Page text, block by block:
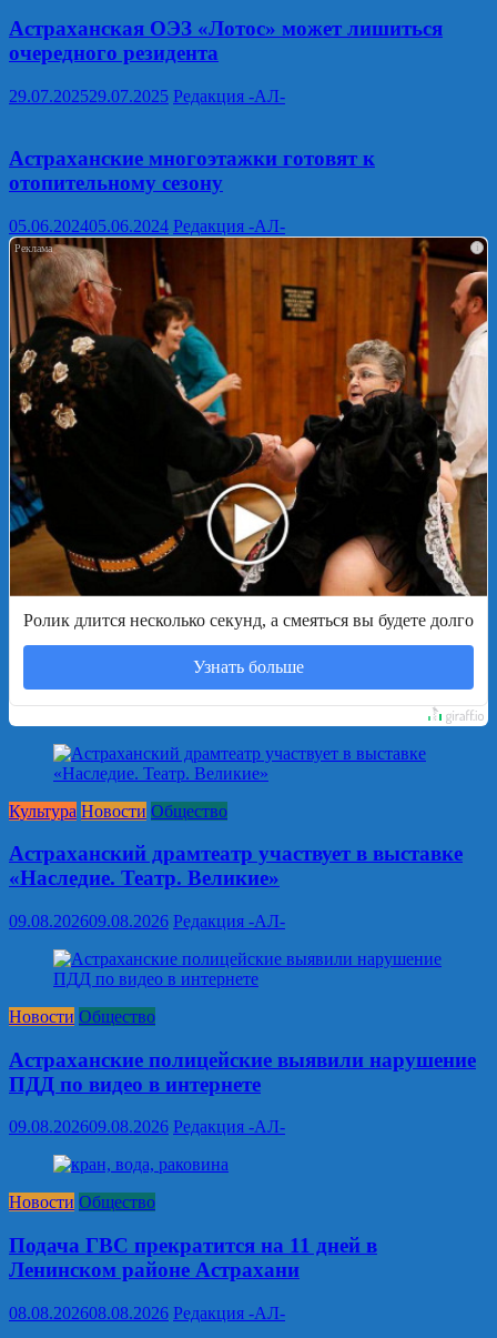
Астраханская ОЭЗ «Лотос» может лишиться
очередного резидента
29.07.202529.07.2025 Редакция -АЛ-
Астраханские многоэтажки готовят к
отопительному сезону
05.06.202405.06.2024 Редакция -АЛ-
i
Ролик длится несколько секунд, а смеяться вы будете долго
Узнать больше
Культура Новости Общество
Астраханский драмтеатр участвует в выставке
«Наследие. Театр. Великие»
09.08.202609.08.2026 Редакция -АЛ-
Новости Общество
Астраханские полицейские выявили нарушение
ПДД по видео в интернете
09.08.202609.08.2026 Редакция -АЛ-
Новости Общество
Подача ГВС прекратится на 11 дней в
Ленинском районе Астрахани
08.08.202608.08.2026 Редакция -АЛ-